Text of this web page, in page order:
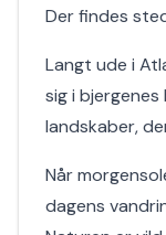
Der findes
Langt ude i
sig i
landskaber,
Når
dagens